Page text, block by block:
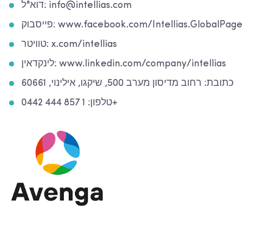
דוא"ל: info@intellias.com
פייסבוק: www.facebook.com/Intellias.GlobalPage
טוויטר: x.com/intellias
לינקדאין: www.linkedin.com/company/intellias
כתובת: רחוב מדיסון מערב 500, שיקגו, אילינוי, 60661
טלפון: 1 857 444 0442+